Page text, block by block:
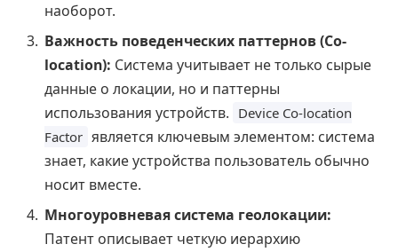
наоборот.
Важность поведенческих паттернов (Co-
location): Система учитывает не только сырые
данные о локации, но и паттерны
использования устройств. Device Co-location
Factor является ключевым элементом: система
знает, какие устройства пользователь обычно
носит вместе.
Многоуровневая система геолокации:
Патент описывает четкую иерархию